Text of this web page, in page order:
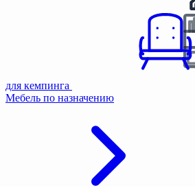
для кемпинга
Мебель по назначению